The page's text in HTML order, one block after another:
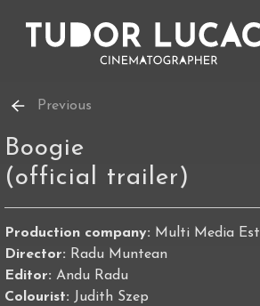
Previous
Boogie
(official trailer)
Production company: Multi Media Est
Director: Radu Muntean
Editor: Andu Radu
Colourist: Judith Szep